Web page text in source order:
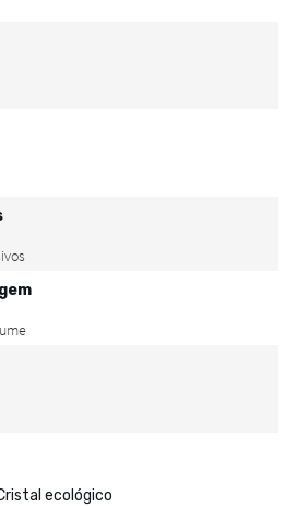
ecológico